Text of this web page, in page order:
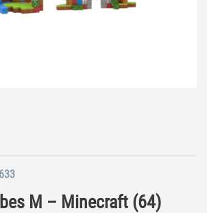
M – Minecraft (64)